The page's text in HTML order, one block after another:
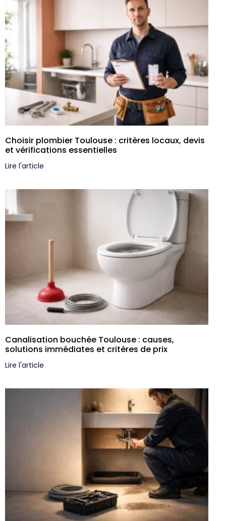
Choisir plombier Toulouse : critères locaux, devis
et vérifications essentielles
Lire l'article
Canalisation bouchée Toulouse : causes,
solutions immédiates et critères de prix
Lire l'article